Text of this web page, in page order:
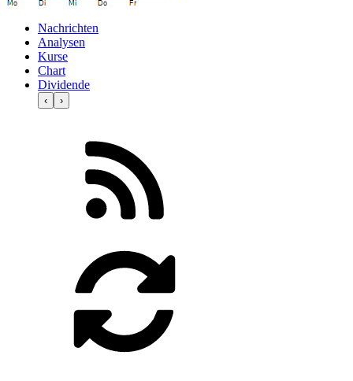
Nachrichten
Analysen
Kurse
Chart
Dividende
‹ ›